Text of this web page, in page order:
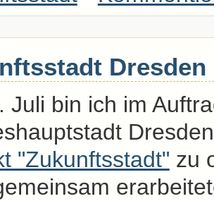
Dresden
Juli bin ich im
"Zukunftsstadt" zu